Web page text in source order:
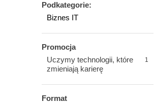
Podkategorie:
Biznes IT
Promocja
Uczymy technologii, które
zmieniają karierę
1
Format